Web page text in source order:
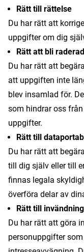
Rätt till rättelse
Du har rätt att
uppgifter om dig
Rätt att bli raderad
Du har rätt att
att uppgiften inte
blev insamlad för.
som hindrar oss
uppgifter.
Rätt till
Du har rätt att
till dig själv eller till
finnas legala
överföra delar av
Rätt till invändning
Du har rätt att göra
personuppgifter